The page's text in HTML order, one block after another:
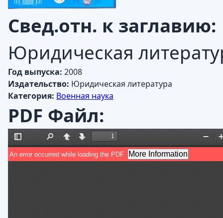
Свед.отн. к заглавию:
Юридическая
Год выпуска: 2008
Издательство: Юридическая литература
Категория: Военная наука
PDF Файл: